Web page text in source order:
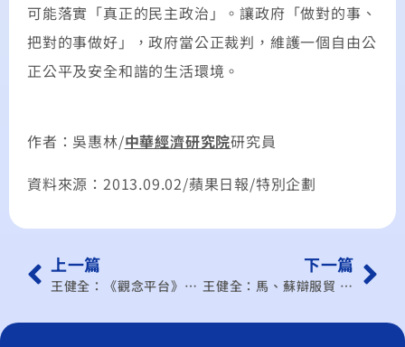
可能落實「真正的民主政治」。讓政府「做對的事、
把對的事做好」，政府當公正裁判，維護一個自由公
正公平及安全和諧的生活環境。
作者：吳惠林/中華經濟研究院研究員
資料來源：2013.09.02/蘋果日報/特別企劃
上一篇
王健全：《觀念平台》過去「成也大陸，敗也大陸」 現在「敗也大陸，成也大陸」
下一篇
王健全：馬、蘇辯服貿 政策空轉突圍